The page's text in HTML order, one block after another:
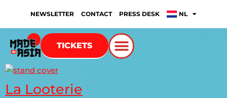
NEWSLETTER CONTACT PRESS DESK NL
TICKETS
La Looterie